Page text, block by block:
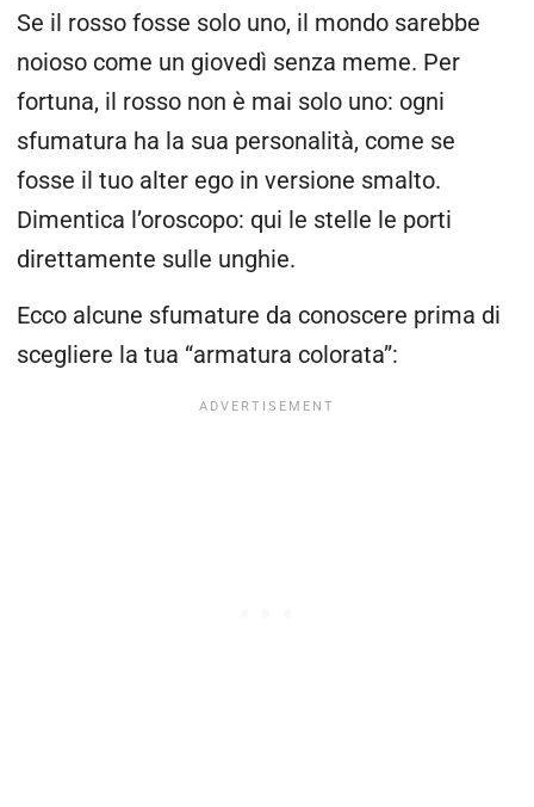
Se il rosso fosse solo uno, il mondo sarebbe
noioso come un giovedì senza meme. Per
fortuna, il rosso non è mai solo uno: ogni
sfumatura ha la sua personalità, come se
fosse il tuo alter ego in versione smalto.
Dimentica l’oroscopo: qui le stelle le porti
direttamente sulle unghie.
Ecco alcune sfumature da conoscere prima di
scegliere la tua “armatura colorata”: